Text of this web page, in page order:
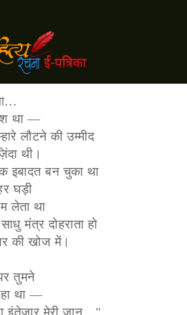
था —
लौटने की उम्मीद
थी।
इबादत बन चुका था
घड़ी
लेता था
मंत्र दोहराता हो
की खोज में।
तुमने
था —
इंतेज़ार मेरी जान…"